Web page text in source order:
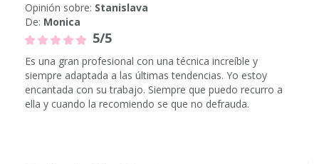
Opinión sobre: Stanislava
De: Monica
5/5
Es una gran profesional con una técnica increíble y
siempre adaptada a las últimas tendencias. Yo estoy
encantada con su trabajo. Siempre que puedo recurro a
ella y cuando la recomiendo se que no defrauda.